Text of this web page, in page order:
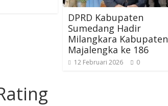
DPRD Kabupaten
Sumedang Hadir
Milangkara Kabupaten
Majalengka ke 186
12 Februari 2026 0